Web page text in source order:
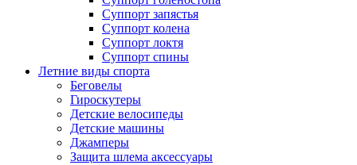
Суппорт запястья
Суппорт колена
Суппорт локтя
Суппорт спины
Летние виды спорта
Беговелы
Гироскутеры
Детские велосипеды
Детские машины
Джамперы
Защита шлема аксессуары